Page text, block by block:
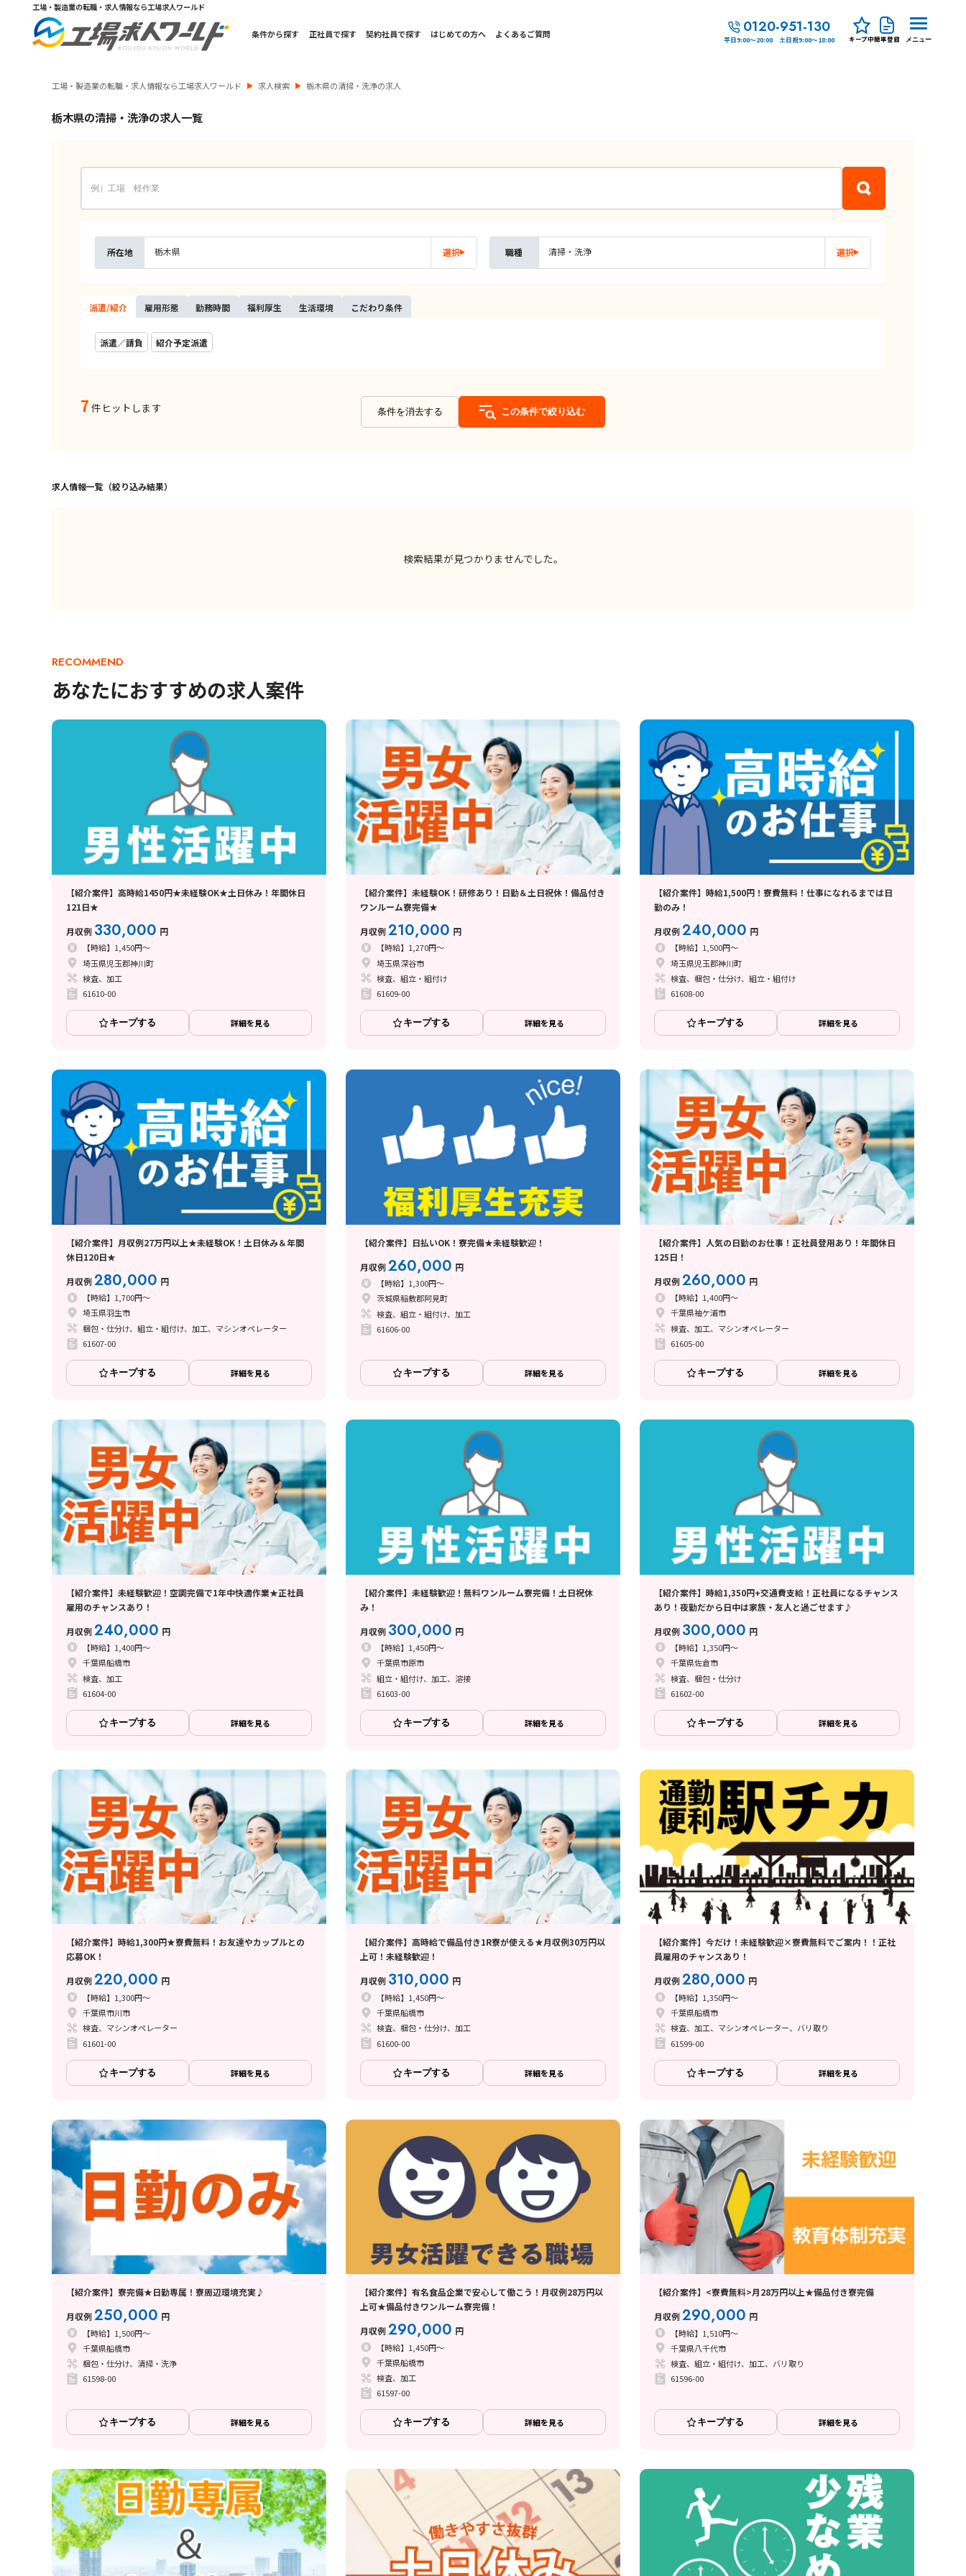
工場・製造業の転職・求人情報なら工場求人ワールド
条件から探す 正社員で探す 契約社員で探す はじめての方へ よくあるご質問 0120-951-130
平日9:00～20:00 土日祝9:00～18:00 キープ中簡単登録 メニュー
工場・製造業の転職・求人情報なら工場求人ワールド 求人検索 栃木県の清掃・洗浄の求人
栃木県の清掃・洗浄の求人一覧
所在地 栃木県 選択 職種 清掃・洗浄 選択
派遣/紹介 雇用形態 勤務時間 福利厚生 生活環境 こだわり条件
派遣／請負 紹介予定派遣
7 件ヒットします 条件を消去する この条件で絞り込む
求人情報一覧（絞り込み結果）
検索結果が見つかりませんでした。
RECOMMEND
あなたにおすすめの求人案件
【紹介案件】高時給1450円★未経験OK★土日休み！年間休日
121日★
月収例 330,000 円
【時給】1,450円～
埼玉県児玉郡神川町
検査、加工
61610-00
キープする 詳細を見る
【紹介案件】未経験OK！研修あり！日勤＆土日祝休！備品付き
ワンルーム寮完備★
月収例210,000 円
【時給】1,270円～
埼玉県深谷市
検査、組立・組付け
61609-00
キープする 詳細を見る
【紹介案件】時給1,500円！寮費無料！仕事になれるまでは日
勤のみ！
月収例240,000 円
【時給】1,500円～
埼玉県児玉郡神川町
検査、梱包・仕分け、組立・組付け
61608-00
キープする 詳細を見る
【紹介案件】月収例27万円以上★未経験OK！土日休み＆年間
休日120日★
月収例280,000 円
【時給】1,700円～
埼玉県羽生市
梱包・仕分け、組立・組付け、加工、マシンオペレーター
61607-00
キープする 詳細を見る
【紹介案件】日払いOK！寮完備★未経験歓迎！
月収例260,000 円
【時給】1,300円～
茨城県稲敷郡阿見町
検査、組立・組付け、加工
61606-00
キープする 詳細を見る
【紹介案件】人気の日勤のお仕事！正社員登用あり！年間休日
125日！
月収例260,000 円
【時給】1,400円～
千葉県袖ケ浦市
検査、加工、マシンオペレーター
61605-00
キープする 詳細を見る
【紹介案件】未経験歓迎！空調完備で1年中快適作業★正社員
雇用のチャンスあり！
月収例240,000 円
【時給】1,400円～
千葉県船橋市
検査、加工
61604-00
キープする 詳細を見る
【紹介案件】未経験歓迎！無料ワンルーム寮完備！土日祝休
み！
月収例 300,000 円
【時給】1,450円～
千葉県市原市
組立・組付け、加工、溶接
61603-00
キープする 詳細を見る
【紹介案件】時給1,350円+交通費支給！正社員になるチャンス
あり！夜勤だから日中は家族・友人と過ごせます♪
月収例 300,000 円
【時給】1,350円～
千葉県佐倉市
検査、梱包・仕分け
61602-00
キープする 詳細を見る
【紹介案件】時給1,300円★寮費無料！お友達やカップルとの
応募OK！
月収例220,000 円
【時給】1,300円～
千葉県市川市
検査、マシンオペレーター
61601-00
キープする 詳細を見る
【紹介案件】高時給で備品付き1R寮が使える★月収例30万円以
上可！未経験歓迎！
月収例 310,000 円
【時給】1,450円～
千葉県船橋市
検査、梱包・仕分け、加工
61600-00
キープする 詳細を見る
【紹介案件】今だけ！未経験歓迎×寮費無料でご案内！！正社
員雇用のチャンスあり！
月収例280,000 円
【時給】1,350円～
千葉県船橋市
検査、加工、マシンオペレーター、バリ取り
61599-00
キープする 詳細を見る
【紹介案件】寮完備★日勤専属！寮周辺環境充実♪
月収例250,000 円
【時給】1,500円～
千葉県船橋市
梱包・仕分け、清掃・洗浄
61598-00
キープする 詳細を見る
【紹介案件】有名食品企業で安心して働こう！月収例28万円以
上可★備品付きワンルーム寮完備！
月収例290,000 円
【時給】1,450円～
千葉県船橋市
検査、加工
61597-00
キープする 詳細を見る
【紹介案件】<寮費無料>月28万円以上★備品付き寮完備
月収例290,000 円
【時給】1,510円～
千葉県八千代市
検査、組立・組付け、加工、バリ取り
61596-00
キープする 詳細を見る